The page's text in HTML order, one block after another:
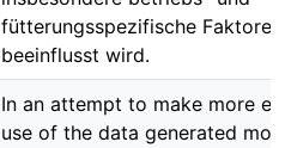
fütterungsspezifische
beeinflusst wird.
In an attempt to make more
use of the data generated